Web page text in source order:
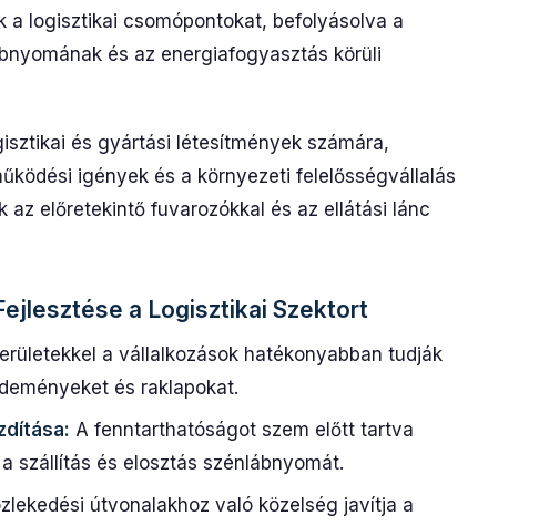
a logisztikai csomópontokat, befolyásolva a
és az energiafogyasztás körüli
és gyártási létesítmények számára,
igények és a környezeti felelősségvállalás
az előretekintő fuvarozókkal és az ellátási lánc
a Logisztikai Szektort
a vállalkozások hatékonyabban tudják
és raklapokat.
A fenntarthatóságot szem előtt tartva
szállítás és elosztás szénlábnyomát.
útvonalakhoz való közelség javítja a